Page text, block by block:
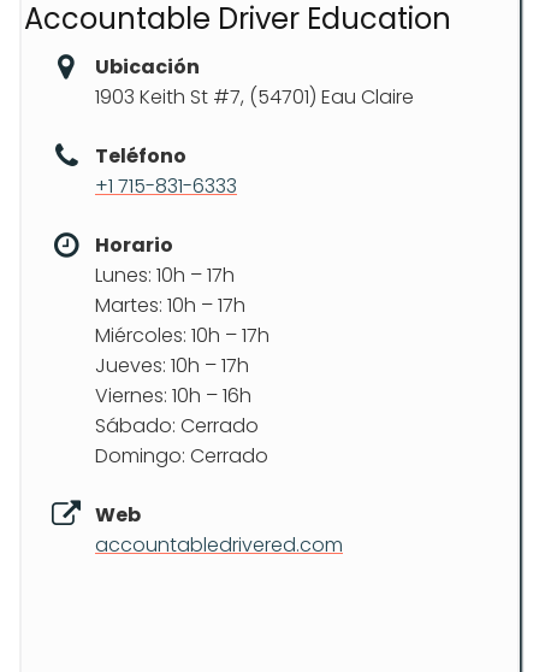
Accountable Driver Education
Ubicación
1903 Keith St #7, (54701) Eau Claire
Teléfono
+1 715-831-6333
Horario
Lunes: 10h – 17h
Martes: 10h – 17h
Miércoles: 10h – 17h
Jueves: 10h – 17h
Viernes: 10h – 16h
Sábado: Cerrado
Domingo: Cerrado
Web
accountabledrivered.com